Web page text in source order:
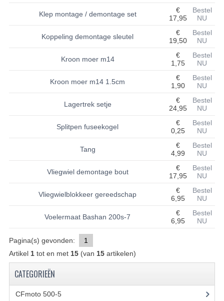
BASHAN 200S-7-200S-A
BRANDSTOF SYSTEEM
ELEKTRONICA
KABELS
KAPPEN EN FRAME
KETTING EN TANDWIELEN
UITLAAT SYSTEEM
WIEL OPHANGING
Klep montage / demontage set
€
17,95
Bestel
NU
Koppeling demontage sleutel
€
19,50
Bestel
NU
Kroon moer m14
€
1,75
Bestel
NU
Kroon moer m14 1.5cm
€
1,90
Bestel
NU
Lagertrek setje
€
24,95
Bestel
NU
Splitpen fuseekogel
€
0,25
Bestel
NU
Tang
€
4,99
Bestel
NU
Vliegwiel demontage bout
€
17,95
Bestel
NU
Vliegwielblokkeer gereedschap
€
6,95
Bestel
NU
Voelermaat Bashan 200s-7
€
6,95
Bestel
NU
Pagina(s) gevonden:
1
Artikel 1tot en met 15(van 15artikelen)
CATEGORIEËN
CFmoto 500-5(5)